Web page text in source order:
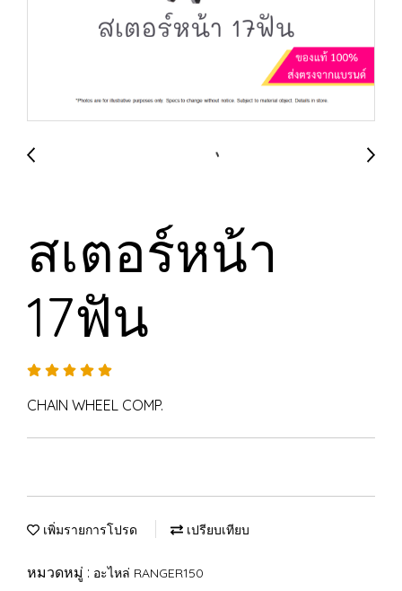
สเตอร์หน้า
17ฟัน
CHAIN WHEEL COMP.
เพิ่มรายการโปรด เปรียบเทียบ
หมวดหมู่ : อะไหล่ RANGER150